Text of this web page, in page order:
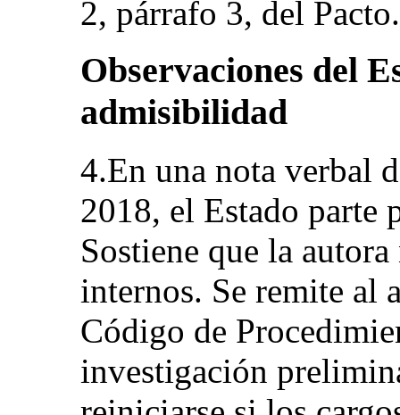
2, párrafo 3, del Pacto.
Observaciones del
admisibilidad
4.En una nota verbal
2018, el Estado parte
Sostiene que la
internos. Se remite al
Código de
investigación